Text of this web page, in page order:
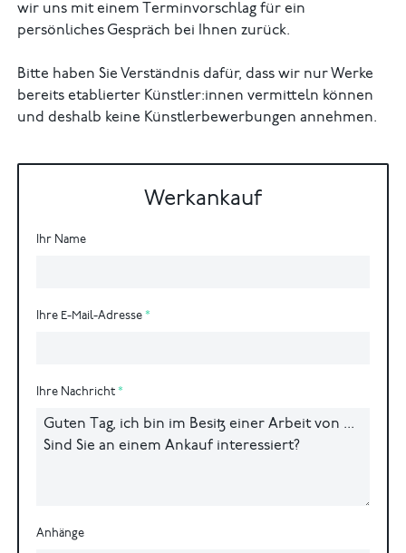
wir uns mit einem Terminvorschlag für ein
persönliches Gespräch bei Ihnen zurück.
Bitte haben Sie Verständnis dafür, dass wir nur Werke
bereits etablierter Künstler:innen vermitteln können
und deshalb keine Künstlerbewerbungen annehmen.
Werkankauf
Ihr Name
Ihre E-Mail-Adresse
Ihre Nachricht
Anhänge